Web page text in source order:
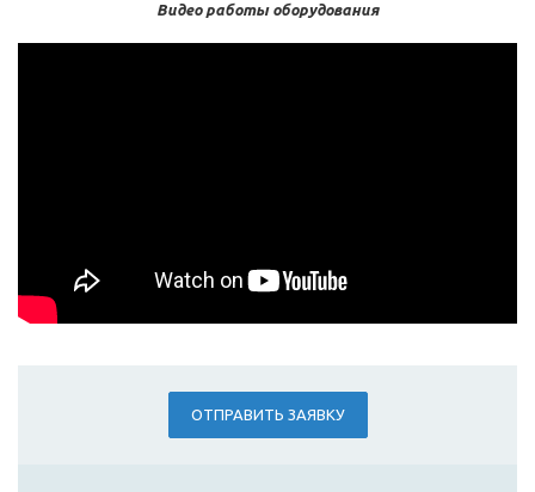
Видео работы оборудования
ОТПРАВИТЬ ЗАЯВКУ